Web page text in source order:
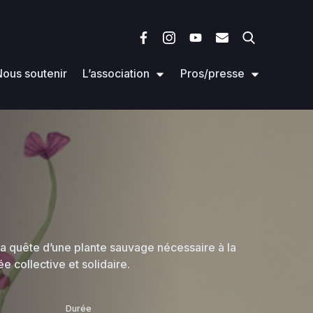
soutenir L’association Pros/presse
d’une plante sauvage nécessaire à la
collective et solidaire.
Durée